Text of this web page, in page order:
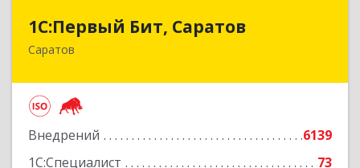
1С:Первый Бит, Саратов
Саратов
Внедрений
6139
1С:Специалист
73
1С:Первый Бит, Саратов